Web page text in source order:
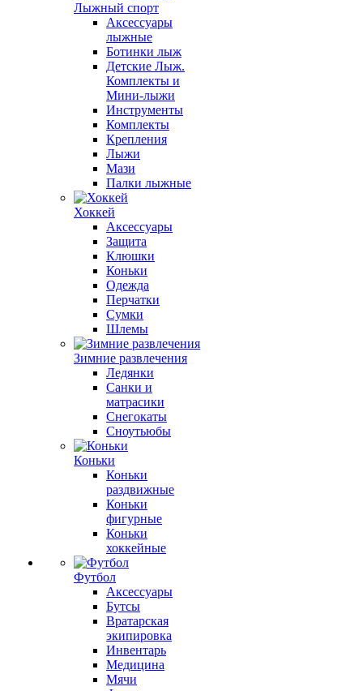
Лыжный спорт
Аксессуары
лыжные
Ботинки лыж
Детские Лыж.
Комплекты и
Мини-лыжи
Инструменты
Комплекты
Крепления
Лыжи
Мази
Палки лыжные
Хоккей
Аксессуары
Защита
Клюшки
Коньки
Одежда
Перчатки
Сумки
Шлемы
Зимние развлечения
Ледянки
Санки и
матрасики
Снегокаты
Сноутьюбы
Коньки
Коньки
раздвижные
Коньки
фигурные
Коньки
хоккейные
Футбол
Аксессуары
Бутсы
Вратарская
экипировка
Инвентарь
Медицина
Мячи